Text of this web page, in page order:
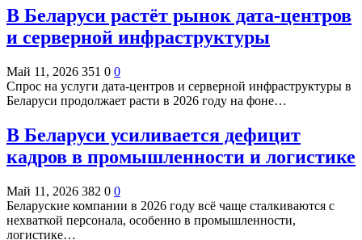
В Беларуси растёт рынок дата-центров
и серверной инфраструктуры
Май 11, 2026 351 0 0
Спрос на услуги дата-центров и серверной инфраструктуры в
Беларуси продолжает расти в 2026 году на фоне…
В Беларуси усиливается дефицит
кадров в промышленности и логистике
Май 11, 2026 382 0 0
Беларуские компании в 2026 году всё чаще сталкиваются с
нехваткой персонала, особенно в промышленности,
логистике…